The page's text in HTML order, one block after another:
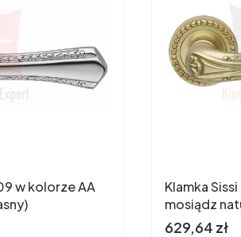
w kolorze AA
Klamka
mosiądz
Cena
629,64 zł